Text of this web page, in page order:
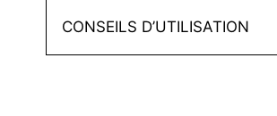
CONSEILS D’UTILISATION